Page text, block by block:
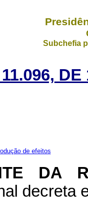
Subchefia
11.096,
de efeitos
DA
decreta